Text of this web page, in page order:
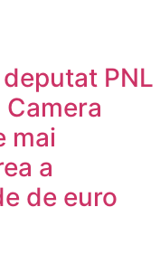
PNL
mai
a
de euro